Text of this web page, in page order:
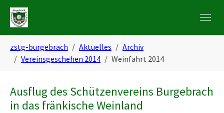
Skip to main navigation
Zum Hauptinhalt springen
Skip to page footer
zstg-burgebrach Aktuelles
Archiv
Vereinsgeschehen 2014
Weinfahrt 2014
Ausflug des Schützenvereins Burgebrach
in das fränkische Weinland